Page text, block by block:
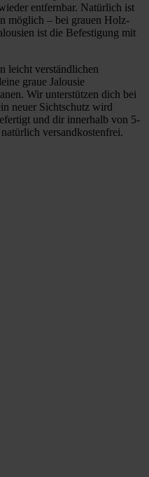
entfernbar. Natürlich ist
möglich – bei grauen Holz-
ist die Befestigung mit
leicht verständlichen
graue Jalousie
Wir unterstützen dich bei
neuer Sichtschutz wird
und dir innerhalb von 5-
versandkostenfrei.